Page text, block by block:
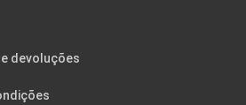
devoluções